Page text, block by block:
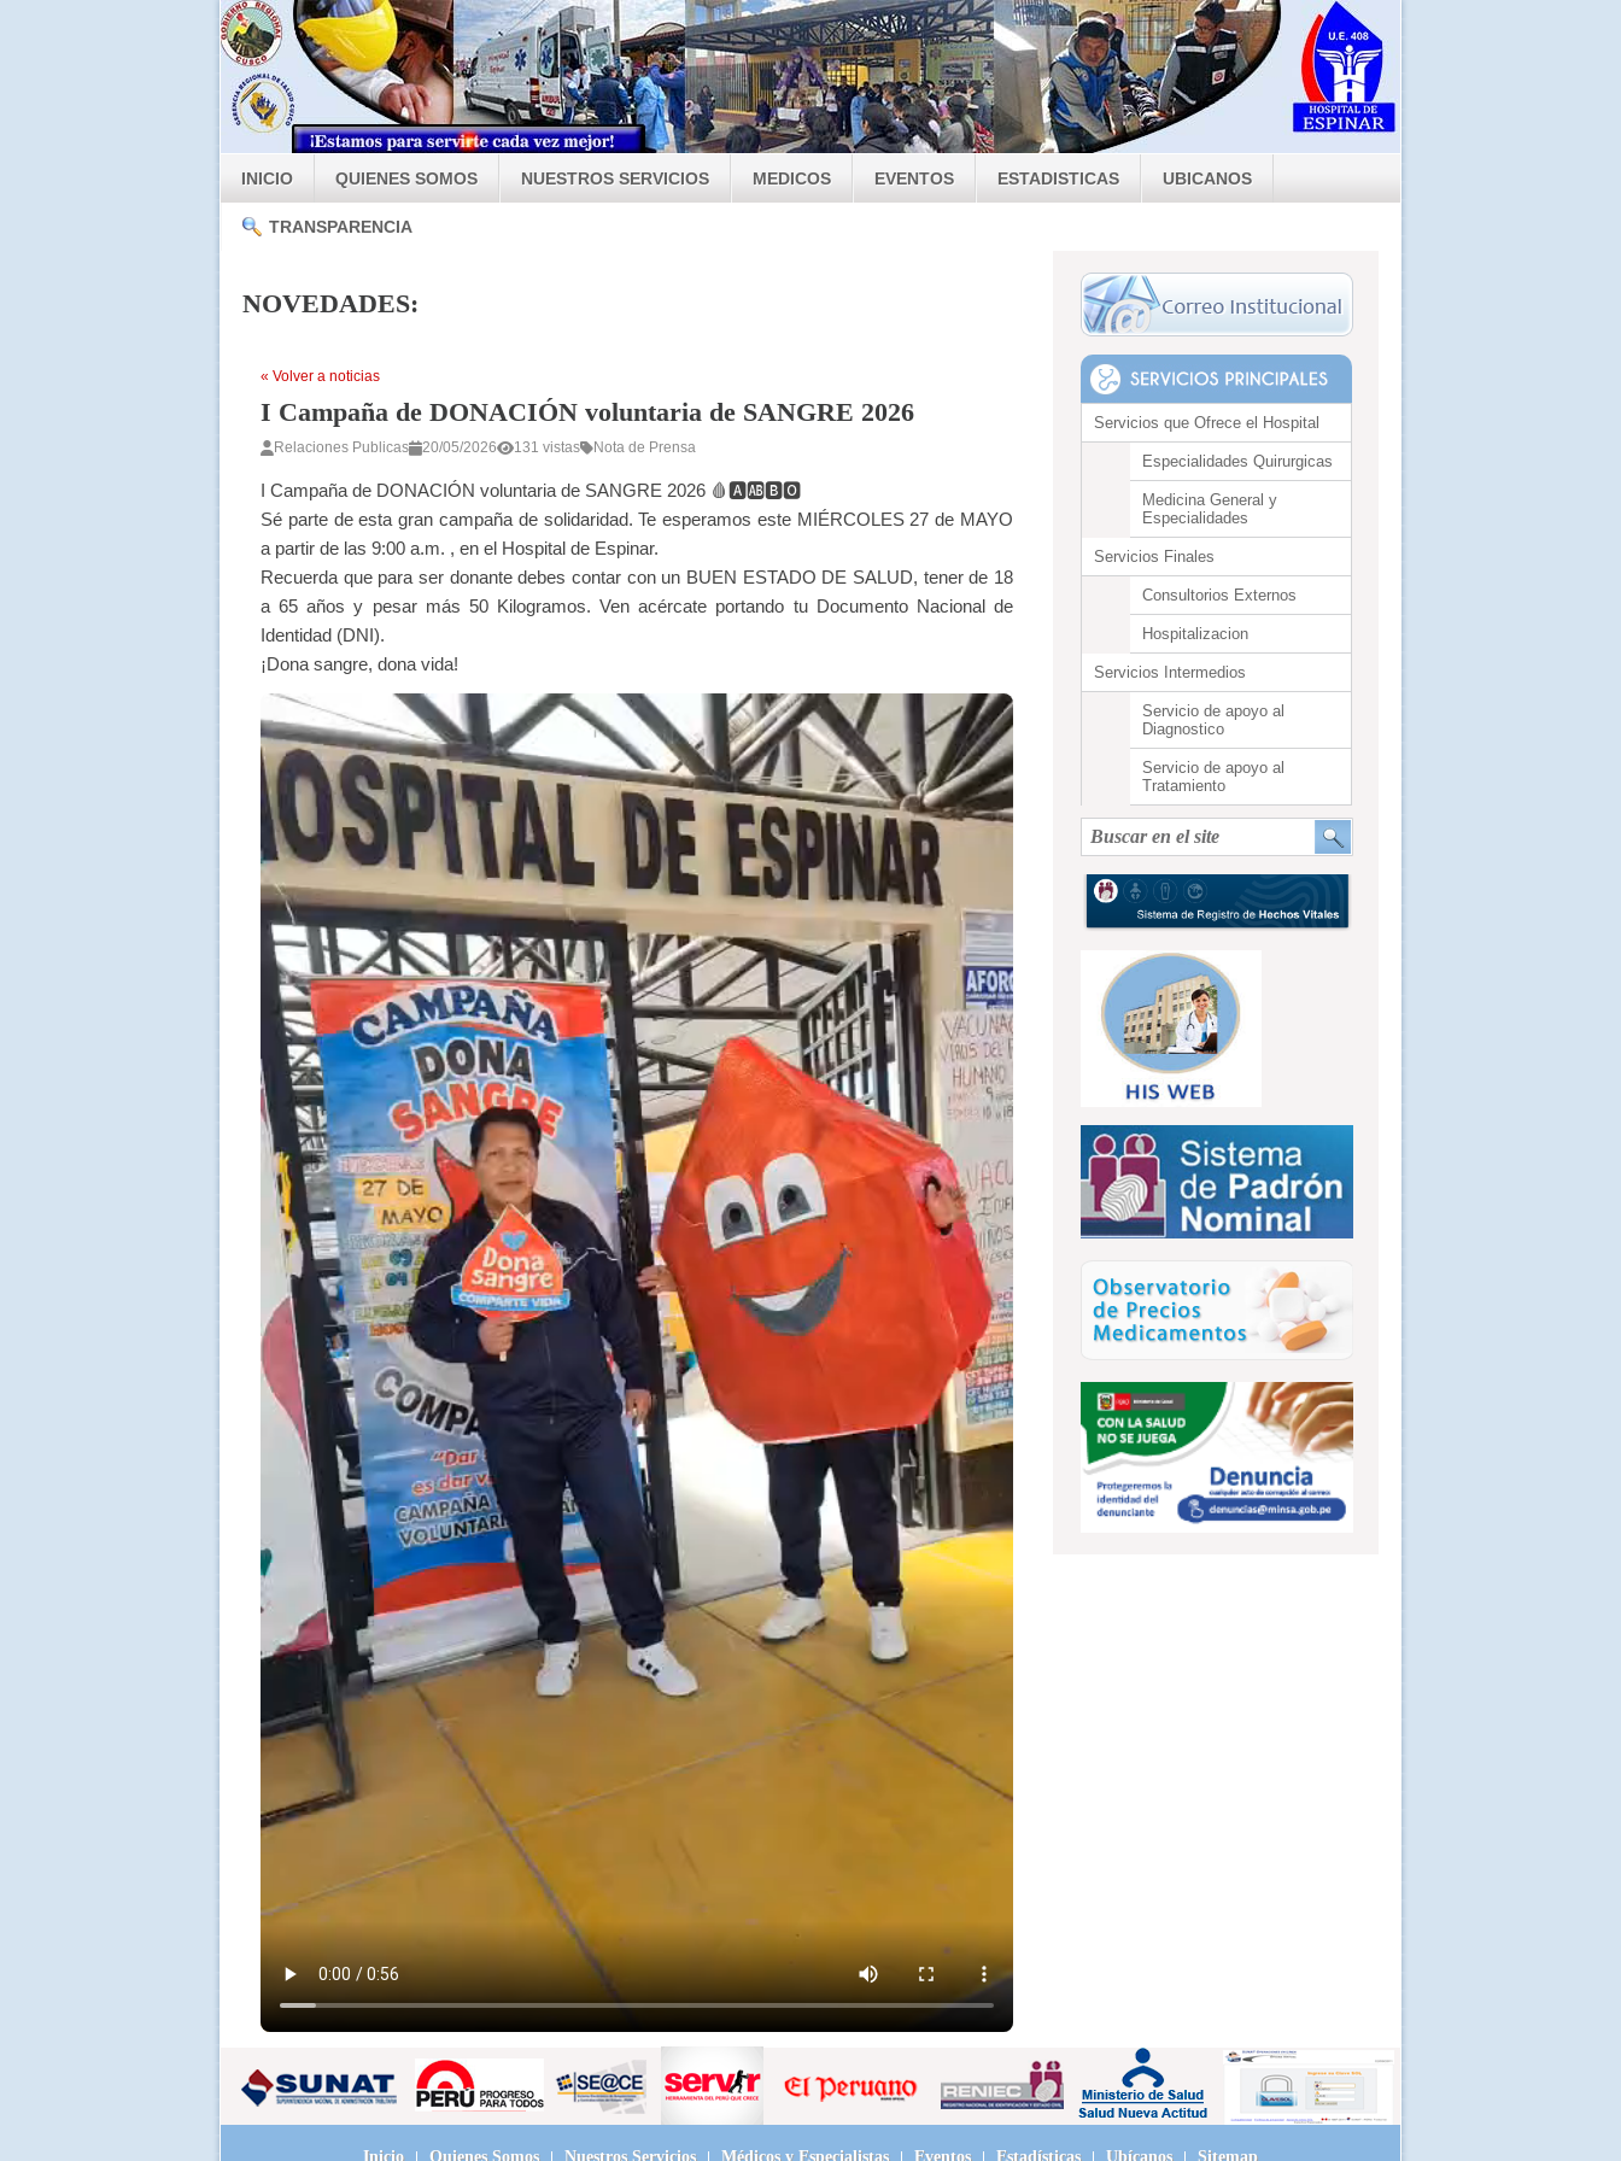
INICIO QUIENES SOMOS NUESTROS SERVICIOS MEDICOS EVENTOS ESTADISTICAS UBICANOS
TRANSPARENCIA
NOVEDADES:
« Volver a noticias
I Campaña de DONACIÓN voluntaria de SANGRE 2026
Relaciones Publicas 20/05/2026 131 vistas Nota de Prensa
I Campaña de DONACIÓN voluntaria de SANGRE 2026 🩸🅰️🆎🅱️🅾️
Sé parte de esta gran campaña de solidaridad. Te esperamos este MIÉRCOLES 27 de MAYO
a partir de las 9:00 a.m. , en el Hospital de Espinar.
Recuerda que para ser donante debes contar con un BUEN ESTADO DE SALUD, tener de 18
a 65 años y pesar más 50 Kilogramos. Ven acércate portando tu Documento Nacional de
Identidad (DNI).
¡Dona sangre, dona vida!
Servicios que Ofrece el Hospital
Especialidades Quirurgicas
Medicina General y
Especialidades
Servicios Finales
Consultorios Externos
Hospitalizacion
Servicios Intermedios
Servicio de apoyo al
Diagnostico
Servicio de apoyo al
Tratamiento
Inicio Quienes Somos Nuestros Servicios Médicos y Especialistas Eventos Estadísticas Ubícanos Sitemap